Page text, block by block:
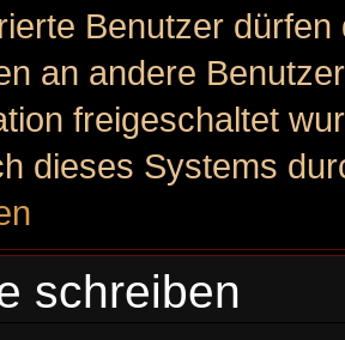
Benutzer
an andere
freigeschaltet
dieses Systems
schreiben